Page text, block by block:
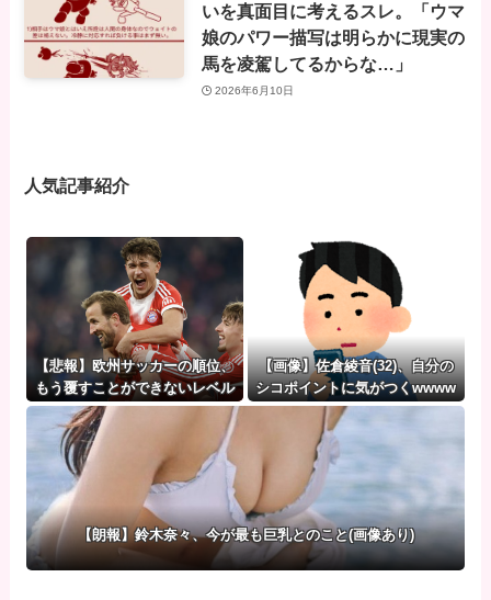
いを真面目に考えるスレ。「ウマ
娘のパワー描写は明らかに現実の
馬を凌駕してるからな…」
2026年6月10日
人気記事紹介
【悲報】欧州サッカーの順位、
もう覆すことができないレベル
で固定される
【画像】佐倉綾音(32)、自分の
シコポイントに気がつくwwww
www
【朗報】鈴木奈々、今が最も巨乳とのこと(画像あり)